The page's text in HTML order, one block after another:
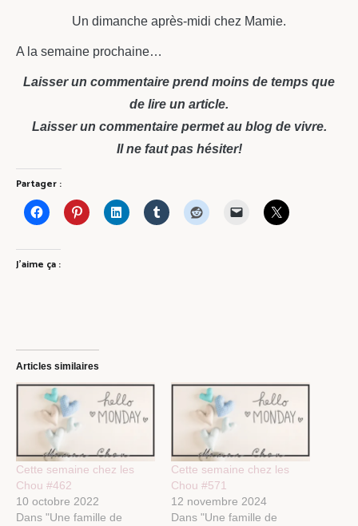
Un dimanche après-midi chez Mamie.
A la semaine prochaine…
Laisser un commentaire prend moins de temps que
de lire un article.
Laisser un commentaire permet au blog de vivre.
Il ne faut pas hésiter!
Partager :
J’aime ça :
Articles similaires
Cette semaine chez les
Chou #462
10 octobre 2022
Dans "Une famille de
Cette semaine chez les
Chou #571
12 novembre 2024
Dans "Une famille de